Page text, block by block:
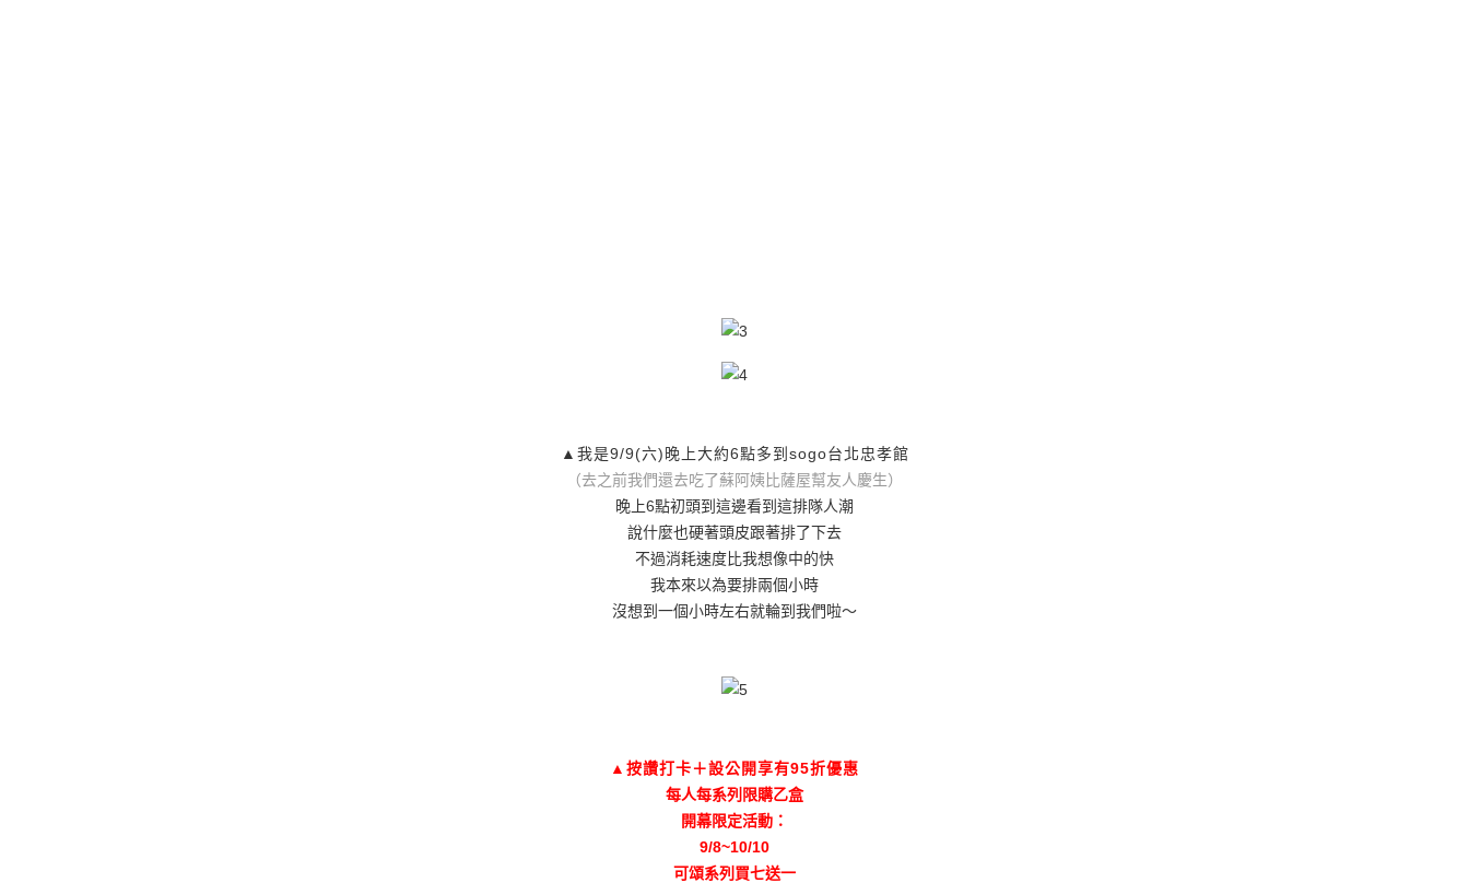
▲我是9/9(六)晚上大約6點多到sogo台北忠孝館
（去之前我們還去吃了蘇阿姨比薩屋幫友人慶生）
晚上6點初頭到這邊看到這排隊人潮
說什麼也硬著頭皮跟著排了下去
不過消耗速度比我想像中的快
我本來以為要排兩個小時
沒想到一個小時左右就輪到我們啦～
▲按讚打卡＋設公開享有95折優惠
每人每系列限購乙盒
開幕限定活動：
9/8~10/10
可頌系列買七送一